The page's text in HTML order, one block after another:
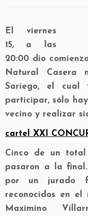
El viernes
15, a las
20:00 dio
Natural Casera
Sariego, el cual
participar, sólo
vecino y realizar
cartel XXI
Cinco de un
pasaron a la
por un jurado
reconocidos en el
Maximino